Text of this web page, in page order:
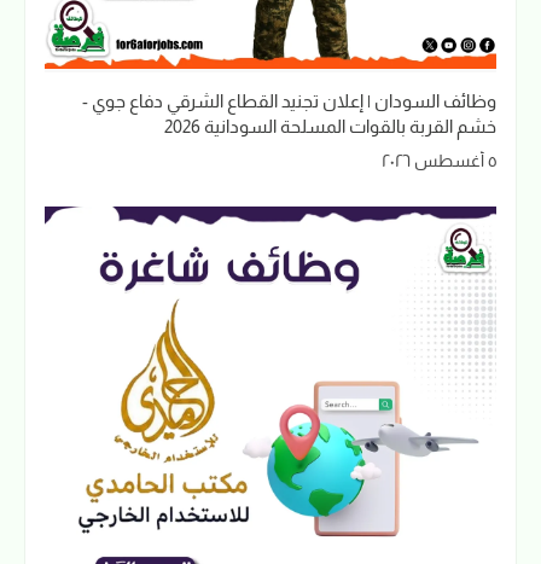
وظائف السودان | إعلان تجنيد القطاع الشرقي دفاع جوي -
خشم القربة بالقوات المسلحة السودانية 2026
٥ أغسطس ٢٠٢٦